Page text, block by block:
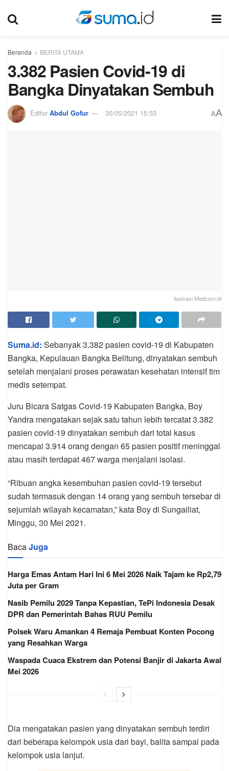
Beranda BERITA UTAMA
3.382 Pasien Covid-19 di
Bangka Dinyatakan Sembuh
Editor Abdul Gofur 30/05/2021 15:53 AA
ilustrasi Medcom.id
Suma.id: Sebanyak 3.382 pasien covid-19 di Kabupaten
Bangka, Kepulauan Bangka Belitung, dinyatakan sembuh
setelah menjalani proses perawatan kesehatan intensif tim
medis setempat.
Juru Bicara Satgas Covid-19 Kabupaten Bangka, Boy
Yandra mengatakan sejak satu tahun lebih tercatat 3.382
pasien covid-19 dinyatakan sembuh dari total kasus
mencapai 3.914 orang dengan 65 pasien positif meninggal
atau masih terdapat 467 warga menjalani isolasi.
“Ribuan angka kesembuhan pasien covid-19 tersebut
sudah termasuk dengan 14 orang yang sembuh tersebar di
sejumlah wilayah kecamatan,” kata Boy di Sungailiat,
Minggu, 30 Mei 2021.
BacaJuga
Harga Emas Antam Hari Ini 6 Mei 2026 Naik Tajam ke Rp2,79
Juta per Gram
Nasib Pemilu 2029 Tanpa Kepastian, TePi Indonesia Desak
DPR dan Pemerintah Bahas RUU Pemilu
Polsek Waru Amankan 4 Remaja Pembuat Konten Pocong
yang Resahkan Warga
Waspada Cuaca Ekstrem dan Potensi Banjir di Jakarta Awal
Mei 2026
Dia mengatakan pasien yang dinyatakan sembuh terdiri
dari beberapa kelompok usia dari bayi, balita sampai pada
kelompok usia lanjut.